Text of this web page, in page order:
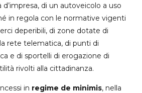
d’impresa, di un autoveicolo a uso
in regola con le normative vigenti
deperibili, di zone dotate di
rete telematica, di punti di
e di sportelli di erogazione di
rivolti alla cittadinanza.
in regime de minimis, nella